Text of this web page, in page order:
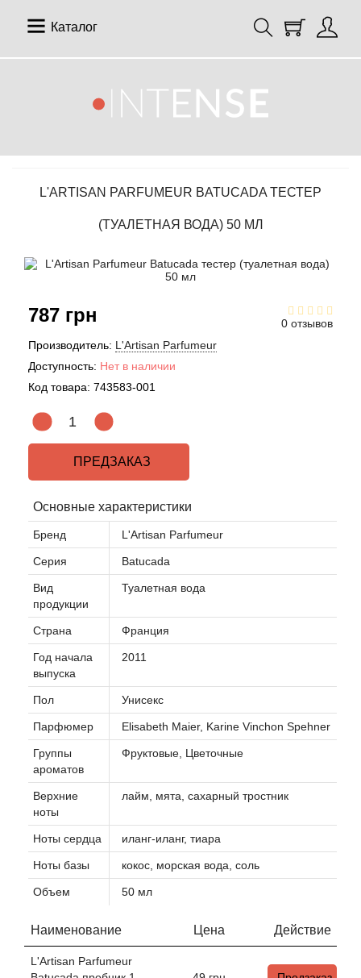
Каталог
L'ARTISAN PARFUMEUR BATUCADA ТЕСТЕР
(ТУАЛЕТНАЯ ВОДА) 50 МЛ
0 отзывов
787 грн
Производитель: L'Artisan Parfumeur
Доступность: Нет в наличии
Код товара: 743583-001
ПРЕДЗАКАЗ
Основные характеристики
Бренд L'Artisan Parfumeur
Серия Batucada
Вид
продукции
Туалетная вода
Страна Франция
Год начала
выпуска
2011
Пол Унисекс
Парфюмер Elisabeth Maier, Karine Vinchon Spehner
Группы
ароматов
Фруктовые, Цветочные
Верхние
ноты
лайм, мята, сахарный тростник
Ноты сердца иланг-иланг, тиара
Ноты базы кокос, морская вода, соль
Объем 50 мл
Наименование Цена Действие
L'Artisan Parfumeur
12 Parfumeurs Francais
19-69
27 87 Perfumes
Absolument Parfumeur
Acca Kappa
Acqua di Parma
Adidas
Aedes de Venustas
Aerin Lauder
Affinessence
Afnan
Agatha Ruiz de la Prada
Agent Provocateur
Agonist
Aigner
Aj Arabia (Widian)
Ajmal
Al Haramain
Al Jazeera
Отзывы
Доставка
Контакты
Статьи
История заказов
Рассылка новостей